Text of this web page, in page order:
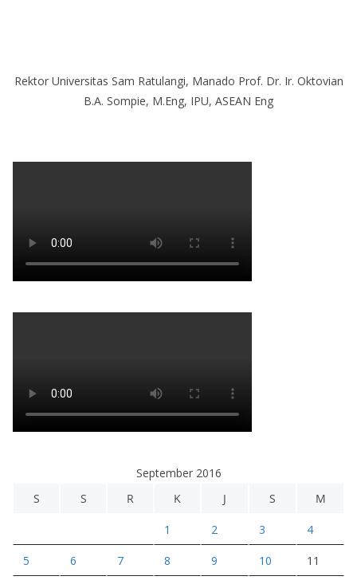
Rektor Universitas Sam Ratulangi, Manado Prof. Dr. Ir. Oktovian
B.A. Sompie, M.Eng, IPU, ASEAN Eng
September 2016
S
S R K J S M
1 2 3 4
5 6 7 8 9 10 11